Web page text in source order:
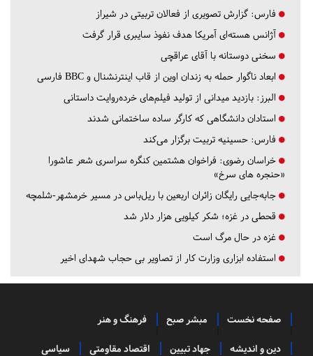
فارس: گزارش تصویری از فعالان تربیتی در شیراز
آژانس هسته‌ای آمریکا هدف نفوذ سایبری قرار گرفت
سخنی دوستانه با آقای عراقچی
ابعاد ناگوار حمله به زندان اوین از قاب اینترنشنال و BBC فارسی
البرز: بازدید میدانی از تولید فیلم‌های خرده‌روایت داستانی
استادان دانشگاهی که کارگر ساده ساختمانی شدند
فارس: حسینیه تربیت برگزار می‌کند
خراسان رضوی: فراخوان هشتمین کنگره سراسری شعر عاشورا
«حنجره های سرخ»
جابه‌جایی رایگان زائران اربعین با ریل‌باس در مسیر خرمشهر-شلمچه
قحطی در غزه؛ شکر کیلویی هزار دلار شد
غزه در حال مرگ است
استفاده ابزاری وزارت کار از تصاویر بی حجاب شهدای اخیر
صفحه نخست مبشر صبح فرهنگ و هنر
دین و اندیشه جهاد تبیین اقتصاد مقاومتی سیاسی